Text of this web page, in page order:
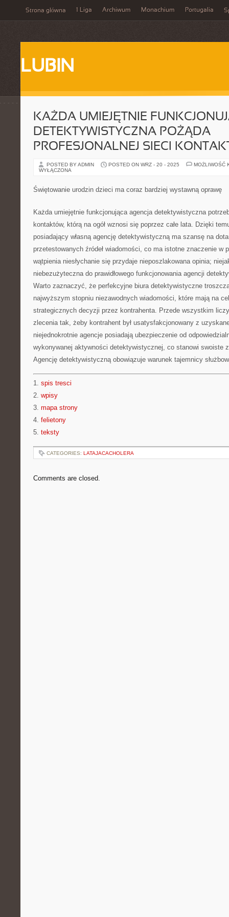
Strona główna 1 Liga Archiwum Monachium Portugalia
LUBIN
KAŻDA UMIEJĘTNIE
DETEKTYWISTYCZNA POŻĄDA
PROFESJONALNEJ SIECI
POSTED BY ADMIN POSTED ON WRZ - 20 - 2025
MOŻLIWOŚĆ
WYŁĄCZONA
Świętowanie urodzin dzieci ma coraz bardziej wystawną oprawę
Każda umiejętnie funkcjonująca agencja detektywistyczna
kontaktów, którą na ogół wznosi się poprzez całe lata. Dzięki
posiadający własną agencję detektywistyczną ma szansę na
przetestowanych źródeł wiadomości, co ma istotne znaczenie w
wątpienia niesłychanie się przydaje nieposzlakowana opinia;
niebezużyteczna do prawidłowego funkcjonowania agencji
Warto zaznaczyć, że perfekcyjne biura detektywistyczne
najwyższym stopniu niezawodnych wiadomości, które mają na
strategicznych decyzji przez kontrahenta. Przede wszystkim
zlecenia tak, żeby kontrahent był usatysfakcjonowany z
niejednokrotnie agencje posiadają ubezpieczenie od
wykonywanej aktywności detektywistycznej, co stanowi swoiste
Agencję detektywistyczną obowiązuje warunek tajemnicy
1. spis tresci
2. wpisy
3. mapa strony
4. felietony
5. teksty
CATEGORIES: LATAJACACHOLERA
Comments are closed.